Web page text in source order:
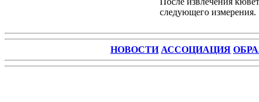
следующего измерения.
НОВОСТИ АССОЦИАЦИЯ